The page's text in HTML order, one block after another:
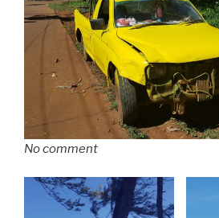
No comment